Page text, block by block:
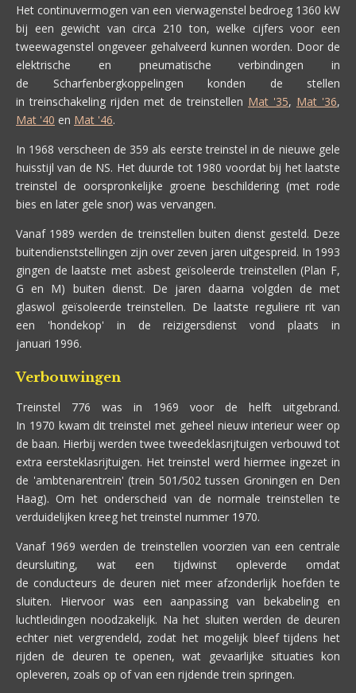
Het continuvermogen van een vierwagenstel bedroeg 1360 kW
bij een gewicht van circa 210 ton, welke cijfers voor een
tweewagenstel ongeveer gehalveerd kunnen worden. Door de
elektrische en pneumatische verbindingen in
de Scharfenbergkoppelingen konden de stellen
in treinschakeling rijden met de treinstellen Mat '35, Mat '36,
Mat '40 en Mat '46.
In 1968 verscheen de 359 als eerste treinstel in de nieuwe gele
huisstijl van de NS. Het duurde tot 1980 voordat bij het laatste
treinstel de oorspronkelijke groene beschildering (met rode
bies en later gele snor) was vervangen.
Vanaf 1989 werden de treinstellen buiten dienst gesteld. Deze
buitendienststellingen zijn over zeven jaren uitgespreid. In 1993
gingen de laatste met asbest geïsoleerde treinstellen (Plan F,
G en M) buiten dienst. De jaren daarna volgden de met
glaswol geïsoleerde treinstellen. De laatste reguliere rit van
een 'hondekop' in de reizigersdienst vond plaats in
januari 1996.
Verbouwingen
Treinstel 776 was in 1969 voor de helft uitgebrand.
In 1970 kwam dit treinstel met geheel nieuw interieur weer op
de baan. Hierbij werden twee tweedeklasrijtuigen verbouwd tot
extra eersteklasrijtuigen. Het treinstel werd hiermee ingezet in
de 'ambtenarentrein' (trein 501/502 tussen Groningen en Den
Haag). Om het onderscheid van de normale treinstellen te
verduidelijken kreeg het treinstel nummer 1970.
Vanaf 1969 werden de treinstellen voorzien van een centrale
deursluiting, wat een tijdwinst opleverde omdat
de conducteurs de deuren niet meer afzonderlijk hoefden te
sluiten. Hiervoor was een aanpassing van bekabeling en
luchtleidingen noodzakelijk. Na het sluiten werden de deuren
echter niet vergrendeld, zodat het mogelijk bleef tijdens het
rijden de deuren te openen, wat gevaarlijke situaties kon
opleveren, zoals op of van een rijdende trein springen.